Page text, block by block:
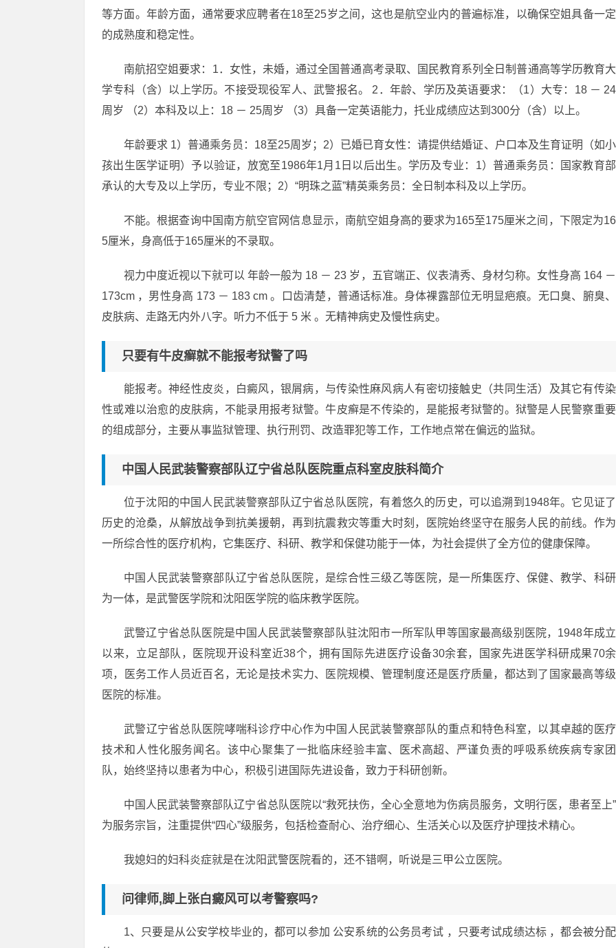
等方面。年龄方面，通常要求应聘者在18至25岁之间，这也是航空业内的普遍标准，以确保空姐具备一定
的成熟度和稳定性。
南航招空姐要求：1．女性，未婚，通过全国普通高考录取、国民教育系列全日制普通高等学历教育大
学专科（含）以上学历。不接受现役军人、武警报名。 2．年龄、学历及英语要求：（1）大专：18 － 24
周岁 （2）本科及以上：18 － 25周岁 （3）具备一定英语能力，托业成绩应达到300分（含）以上。
年龄要求 1）普通乘务员：18至25周岁；2）已婚已育女性：请提供结婚证、户口本及生育证明（如小
孩出生医学证明）予以验证，放宽至1986年1月1日以后出生。学历及专业：1）普通乘务员：国家教育部
承认的大专及以上学历，专业不限；2）“明珠之蓝”精英乘务员：全日制本科及以上学历。
不能。根据查询中国南方航空官网信息显示，南航空姐身高的要求为165至175厘米之间，下限定为16
5厘米，身高低于165厘米的不录取。
视力中度近视以下就可以 年龄一般为 18 － 23 岁，五官端正、仪表清秀、身材匀称。女性身高 164 －
173cm ，男性身高 173 － 183 cm 。口齿清楚，普通话标准。身体裸露部位无明显疤痕。无口臭、腑臭、
皮肤病、走路无内外八字。听力不低于 5 米 。无精神病史及慢性病史。
只要有牛皮癣就不能报考狱警了吗
能报考。神经性皮炎，白癜风，银屑病，与传染性麻风病人有密切接触史（共同生活）及其它有传染
性或难以治愈的皮肤病，不能录用报考狱警。牛皮癣是不传染的，是能报考狱警的。狱警是人民警察重要
的组成部分，主要从事监狱管理、执行刑罚、改造罪犯等工作，工作地点常在偏远的监狱。
中国人民武装警察部队辽宁省总队医院重点科室皮肤科简介
位于沈阳的中国人民武装警察部队辽宁省总队医院，有着悠久的历史，可以追溯到1948年。它见证了
历史的沧桑，从解放战争到抗美援朝，再到抗震救灾等重大时刻，医院始终坚守在服务人民的前线。作为
一所综合性的医疗机构，它集医疗、科研、教学和保健功能于一体，为社会提供了全方位的健康保障。
中国人民武装警察部队辽宁省总队医院，是综合性三级乙等医院，是一所集医疗、保健、教学、科研
为一体，是武警医学院和沈阳医学院的临床教学医院。
武警辽宁省总队医院是中国人民武装警察部队驻沈阳市一所军队甲等国家最高级别医院，1948年成立
以来，立足部队，医院现开设科室近38个，拥有国际先进医疗设备30余套，国家先进医学科研成果70余
项，医务工作人员近百名，无论是技术实力、医院规模、管理制度还是医疗质量，都达到了国家最高等级
医院的标准。
武警辽宁省总队医院哮喘科诊疗中心作为中国人民武装警察部队的重点和特色科室，以其卓越的医疗
技术和人性化服务闻名。该中心聚集了一批临床经验丰富、医术高超、严谨负责的呼吸系统疾病专家团
队，始终坚持以患者为中心，积极引进国际先进设备，致力于科研创新。
中国人民武装警察部队辽宁省总队医院以“救死扶伤，全心全意地为伤病员服务，文明行医，患者至上”
为服务宗旨，注重提供“四心”级服务，包括检查耐心、治疗细心、生活关心以及医疗护理技术精心。
我媳妇的妇科炎症就是在沈阳武警医院看的，还不错啊，听说是三甲公立医院。
问律师,脚上张白癜风可以考警察吗?
1、只要是从公安学校毕业的，都可以参加 公安系统的公务员考试 ，只要考试成绩达标 ，都会被分配